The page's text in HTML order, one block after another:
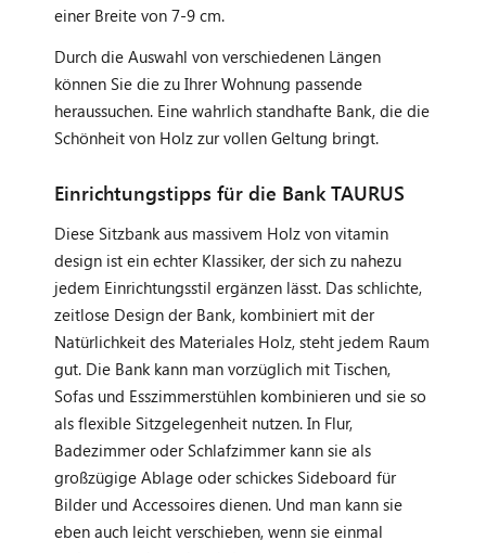
einer Breite von 7-9 cm.
Durch die Auswahl von verschiedenen Längen
können Sie die zu Ihrer Wohnung passende
heraussuchen. Eine wahrlich standhafte Bank, die die
Schönheit von Holz zur vollen Geltung bringt.
Einrichtungstipps für die Bank TAURUS
Diese Sitzbank aus massivem Holz von vitamin
design ist ein echter Klassiker, der sich zu nahezu
jedem Einrichtungsstil ergänzen lässt. Das schlichte,
zeitlose Design der Bank, kombiniert mit der
Natürlichkeit des Materiales Holz, steht jedem Raum
gut. Die Bank kann man vorzüglich mit Tischen,
Sofas und Esszimmerstühlen kombinieren und sie so
als flexible Sitzgelegenheit nutzen. In Flur,
Badezimmer oder Schlafzimmer kann sie als
großzügige Ablage oder schickes Sideboard für
Bilder und Accessoires dienen. Und man kann sie
eben auch leicht verschieben, wenn sie einmal